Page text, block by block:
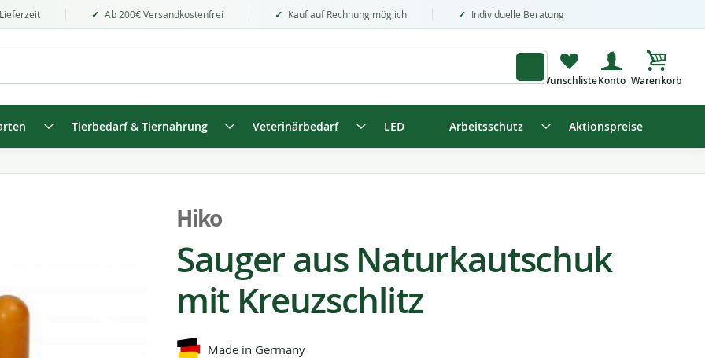
Ab 200€ Versandkostenfrei Kauf auf Rechnung möglich Individuelle Beratung
Mein
Tierbedarf & Tiernahrung Veterinärbedarf LED Arbeitsschutz Aktionspreise
Hiko
Sauger aus Naturkautschuk
mit Kreuzschlitz
Made in Germany